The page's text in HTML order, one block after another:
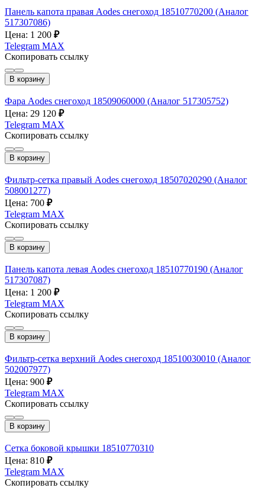
Панель капота правая Aodes снегоход 18510770200 (Аналог
517307086)
Цена: 1 200 ₽
Telegram MAX
Скопировать ссылку
В корзину
Фара Aodes снегоход 18509060000 (Аналог 517305752)
Цена: 29 120 ₽
Telegram MAX
Скопировать ссылку
В корзину
Фильтр-сетка правый Aodes снегоход 18507020290 (Аналог
508001277)
Цена: 700 ₽
Telegram MAX
Скопировать ссылку
В корзину
Панель капота левая Aodes снегоход 18510770190 (Аналог
517307087)
Цена: 1 200 ₽
Telegram MAX
Скопировать ссылку
В корзину
Фильтр-сетка верхний Aodes снегоход 18510030010 (Аналог
502007977)
Цена: 900 ₽
Telegram MAX
Скопировать ссылку
В корзину
Сетка боковой крышки 18510770310
Цена: 810 ₽
Telegram MAX
Скопировать ссылку